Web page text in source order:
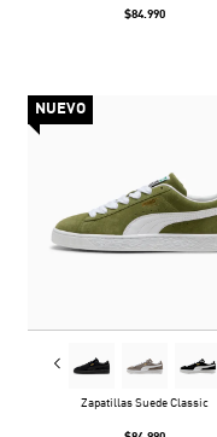
$84.990
NUEVO
Zapatillas Suede Classic